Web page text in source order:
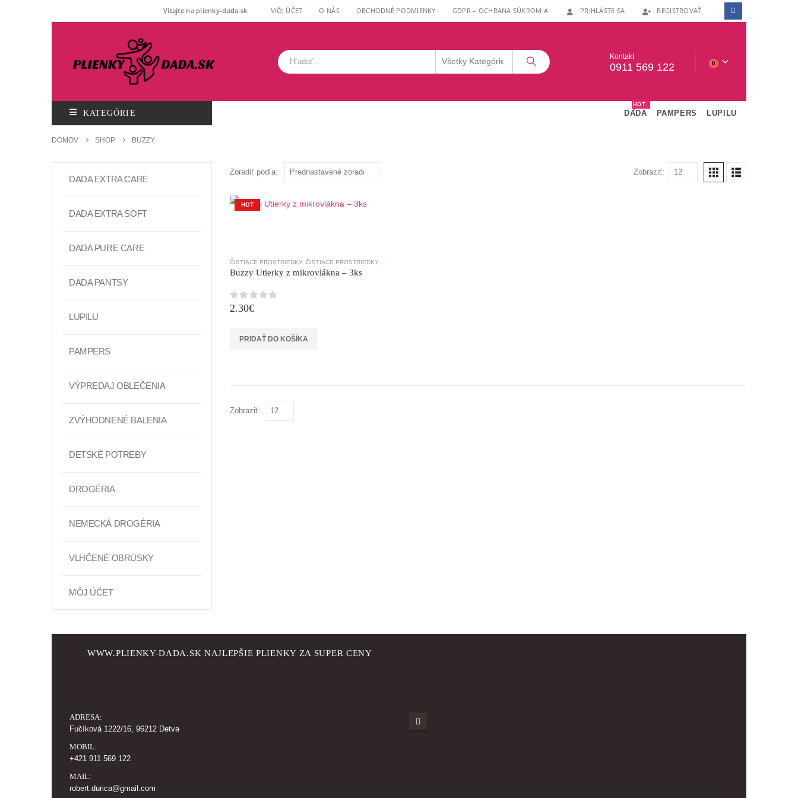
Vítajte na plienky-dada.sk MÔJ ÚČET O NÁS OBCHODNÉ PODMIENKY GDPR – OCHRANA SÚKROMIA PRIHLÁSTE SA REGISTROVAŤ
Kontakt
0911 569 122 0
KATEGÓRIE DADA
HOT
PAMPERS LUPILU
DOMOV SHOP BUZZY
Zoradiť podľa: Zobraziť:
HOT
ČISTIACE PROSTRIEDKY ČISTIACE PROSTRIEDKY
Buzzy Utierky z mikrovlákna – 3ks
0 z 5
2.30€
PRIDAŤ DO KOŠÍKA
Zobraziť:
DADA EXTRA CARE
DADA EXTRA SOFT
DADA PURE CARE
DADA PANTSY
LUPILU
PAMPERS
VÝPREDAJ OBLEČENIA
ZVÝHODNENÉ BALENIA
DETSKÉ POTREBY
DROGÉRIA
NEMECKÁ DROGÉRIA
VLHČENÉ OBRÚSKY
MÔJ ÚČET
WWW.PLIENKY-DADA.SK NAJLEPŠIE PLIENKY ZA SUPER CENY
ADRESA:
Fučíková 1222/16, 96212 Detva
MOBIL:
+421 911 569 122
MAIL:
robert.durica@gmail.com